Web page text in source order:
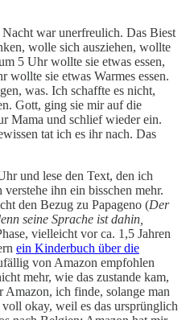
war unerfreulich. Das Biest
wolle sich ausziehen, wollte
5 Uhr wollte sie etwas essen,
sie etwas Warmes essen.
was. Ich schaffte es nicht,
Gott, ging sie mir auf die
Mama und schlief wieder ein.
tat ich es ihr nach. Das
und lese den Text, den ich
ihn ein bisschen mehr.
den Bezug zu Papageno (Der
seine Sprache ist dahin,
vielleicht vor ca. 1,5 Jahren
ein Kinderbuch über die
von Amazon empfohlen
mehr, wie das zustande kam,
Amazon, ich finde, solange man
okay, weil es das ursprünglich